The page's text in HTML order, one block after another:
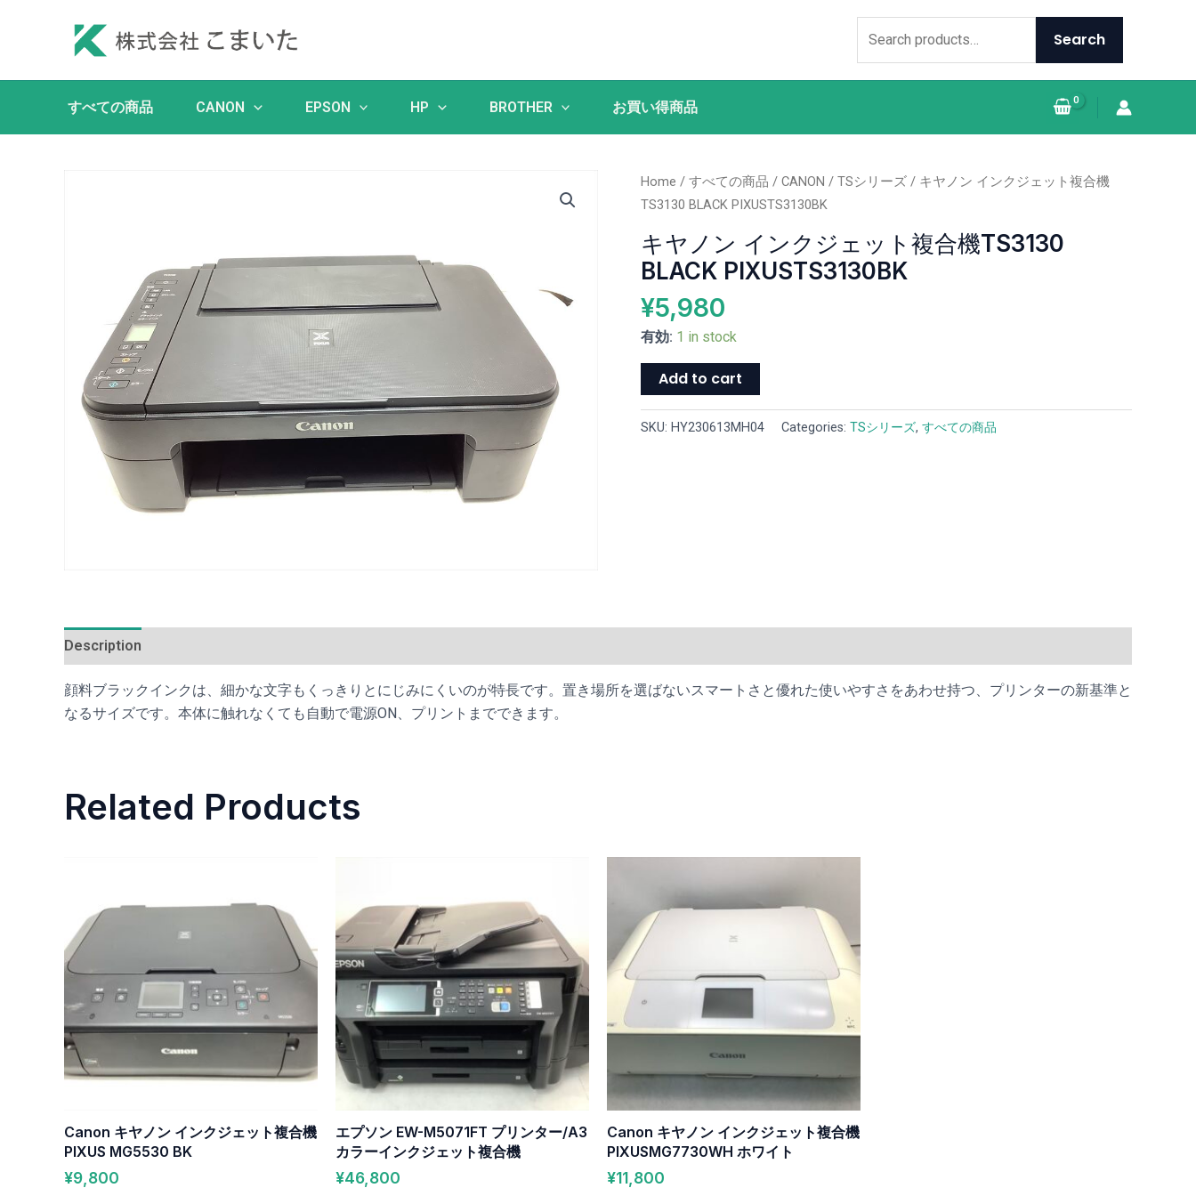
ス
for:
Search
すべての商品 CANON EPSON HP BROTHER お買い得商品
Home / すべての商品 / CANON / TSシリーズ / キヤノン インクジェット複合機
TS3130 BLACK PIXUSTS3130BK
キヤノン インクジェット複合機TS3130
BLACK PIXUSTS3130BK
¥5,980
有効: 1 in stock
キ
ヤ
ン
イ
ン
ク
ジ
ェ
ト
複
Add to cart
SKU: HY230613MH04 Categories: TSシリーズ, すべての商品
Description
顔料ブラックインクは、細かな文字もくっきりとにじみにくいのが特長です。置き場所を選ばないスマートさと優れた使いやすさをあわせ持つ、プリンターの新基準と
なるサイズです。本体に触れなくても自動で電源ON、プリントまでできます。
Related Products
Canon キヤノン インクジェット複合機
PIXUS MG5530 BK
¥9,800
エプソン EW-M5071FT プリンター/A3
カラーインクジェット複合機
¥46,800
Canon キヤノン インクジェット複合機
PIXUSMG7730WH ホワイト
¥11,800